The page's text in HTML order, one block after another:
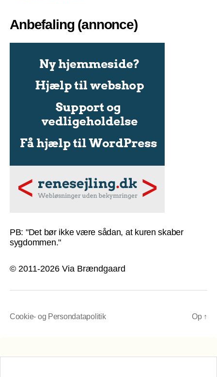
Anbefaling (annonce)
PB: "Det bør ikke være sådan, at kuren skaber
sygdommen."
© 2011-2026 Via Brændgaard
Cookie- og Persondatapolitik Op ↑